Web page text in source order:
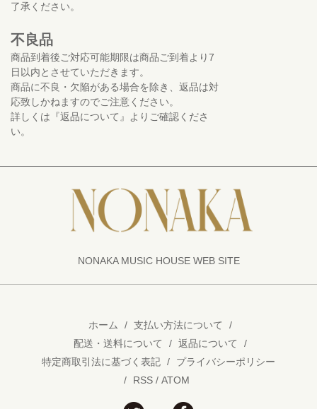
了承ください。
不良品
商品到着後ご対応可能期限は商品ご到着より7
日以内とさせていただきます。
商品に不良・欠陥がある場合を除き、返品は対
応致しかねますのでご注意ください。
詳しくは『返品について』よりご確認くださ
い。
NONAKA MUSIC HOUSE WEB SITE
ホーム / 支払い方法について
/
配送・送料について
/ 返品について
/
特定商取引法に基づく表記 /
プライバシーポリシー
/
RSS / ATOM